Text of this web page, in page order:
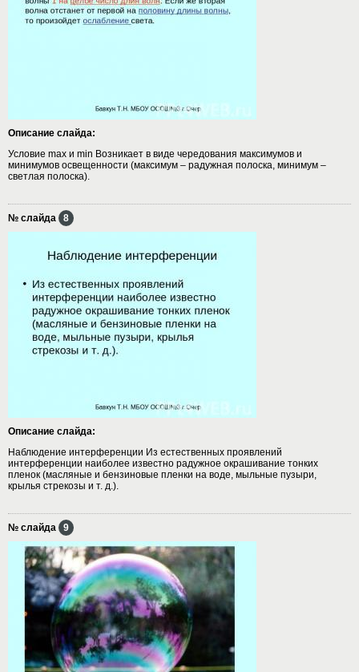
Описание слайда:
Условие max и min Возникает в виде чередования максимумов и
минимумов освещенности (максимум – радужная полоска, минимум –
светлая полоска).
№ слайда 8
Описание слайда:
Наблюдение интерференции Из естественных проявлений
интерференции наиболее известно радужное окрашивание тонких
пленок (масляные и бензиновые пленки на воде, мыльные пузыри,
крылья стрекозы и т. д.).
№ слайда 9